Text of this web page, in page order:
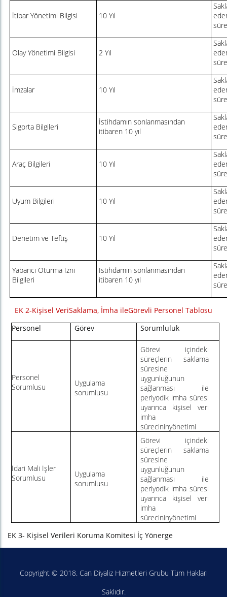
İtibar Yönetimi Bilgisi 10 Yıl
Olay Yönetimi Bilgisi 2 Yıl
İmzalar 10 Yıl
Sigorta Bilgileri
İstihdamın sonlanmasından
itibaren 10 yıl
Araç Bilgileri 10 Yıl
Uyum Bilgileri 10 Yıl
Denetim ve Teftiş 10 Yıl
Yabancı Oturma İzni
Bilgileri
İstihdamın sonlanmasından
itibaren 10 yıl
EK 2-KişiselVeriSaklama, İmha ileGörevli Personel Tablosu
Personel
Görev Sorumluluk
Personel
Sorumlusu
Uygulama
sorumlusu
Görevi içindeki
süreçlerin saklama
süresine
uygunluğunun
sağlanması ile
periyodik imha süresi
uyarınca kişisel veri
imha
sürecininyönetimi
İdari Mali İşler
Sorumlusu
Uygulama
sorumlusu
Görevi içindeki
süreçlerin saklama
süresine
uygunluğunun
sağlanması ile
periyodik imha süresi
uyarınca kişisel veri
imha
sürecininyönetimi
EK 3- Kişisel Verileri Koruma Komitesi İç Yönerge
Copyright © 2018. Can Diyaliz Hizmetleri Grubu Tüm Hakları
Saklıdır.